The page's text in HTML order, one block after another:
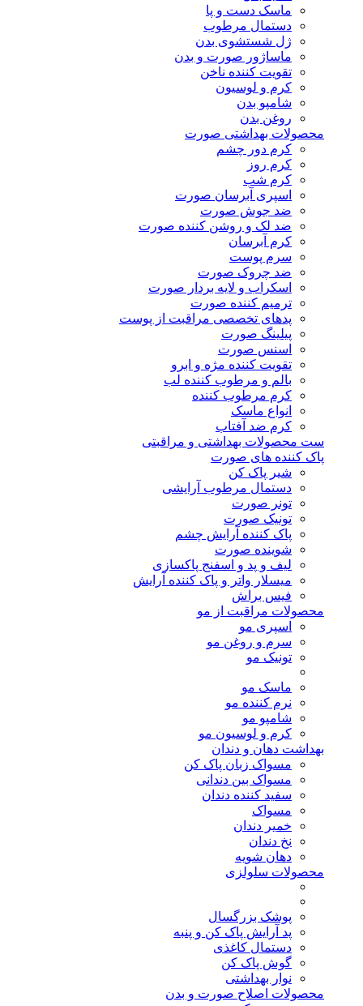
ماسک دست و پا
دستمال مرطوب
ژل شستشوی بدن
ماساژور صورت و بدن
تقویت کننده ناخن
کرم و لوسیون
شامپو بدن
روغن بدن
محصولات بهداشتی صورت
کرم دور چشم
کرم روز
کرم شب
اسپری آبرسان صورت
ضد جوش صورت
ضد لک و روشن کننده صورت
کرم آبرسان
سرم پوست
ضد چروک صورت
اسکراب و لایه بردار صورت
ترمیم کننده صورت
پدهای تخصصی مراقبت از پوست
پیلینگ صورت
اسنس صورت
تقویت کننده مژه و ابرو
بالم و مرطوب کننده لب
کرم مرطوب کننده
انواع ماسک
کرم ضد آفتاب
ست محصولات بهداشتی و مراقبتی
پاک کننده های صورت
شیر پاک کن
دستمال مرطوب آرایشی
تونر صورت
تونیک صورت
پاک کننده آرایش چشم
شوینده صورت
لیف و پد و اسفنج پاکسازی
میسلار واتر و پاک کننده آرایش
فیس براش
محصولات مراقبت از مو
اسپری مو
سرم و روغن مو
تونیک مو
ماسک مو
نرم کننده مو
شامپو مو
کرم و لوسیون مو
بهداشت دهان و دندان
مسواک زبان پاک کن
مسواک بین دندانی
سفید کننده دندان
مسواک
خمیر دندان
نخ دندان
دهان شویه
محصولات سلولزی
پوشک بزرگسال
پد آرایش پاک کن و پنبه
دستمال کاغذی
گوش پاک کن
نوار بهداشتی
محصولات اصلاح صورت و بدن